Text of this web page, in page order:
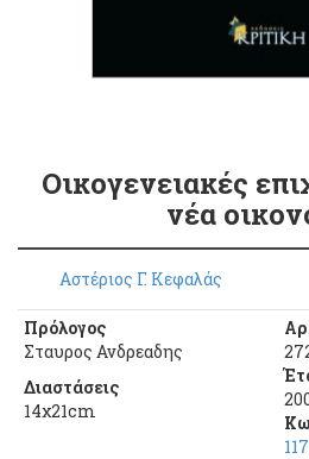
Οικογενειακές
νέα
Αστέριος Γ. Κεφαλάς
Πρόλογος
Σταυρος Ανδρεαδης
Διαστάσεις
14χ21cm